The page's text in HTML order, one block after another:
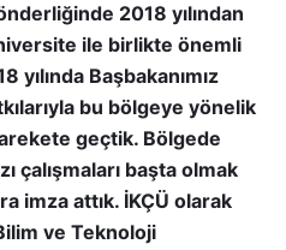
2018 yılından
ile birlikte önemli
Başbakanımız
bu bölgeye yönelik
geçtik. Bölgede
çalışmaları başta olmak
imza attık. İKÇÜ olarak
ve Teknoloji